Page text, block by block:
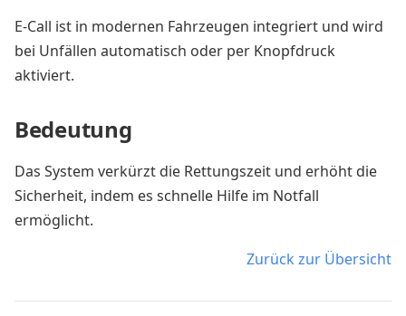
E-Call ist in modernen Fahrzeugen integriert und wird
bei Unfällen automatisch oder per Knopfdruck
aktiviert.
Bedeutung
Das System verkürzt die Rettungszeit und erhöht die
Sicherheit, indem es schnelle Hilfe im Notfall
ermöglicht.
Zurück zur Übersicht